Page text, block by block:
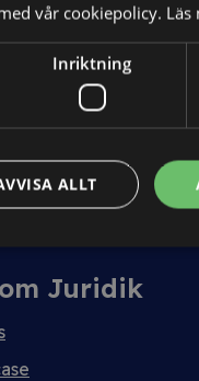
Juridik
vår cookiepolicy. Läs
Inriktning
ALLT